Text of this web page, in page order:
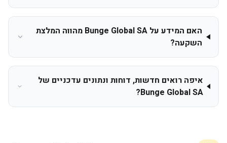
האם המידע על Bunge Global SA מהווה המלצת
השקעה?
איפה רואים חדשות, דוחות ונתונים עדכניים של
Bunge Global SA?